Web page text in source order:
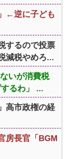
←逆に子ども
するので投票
減税やめろ...
いが消費税
るわ」 ...
高市政権の経
房長官「BGM